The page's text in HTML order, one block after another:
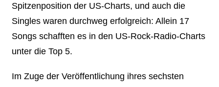
Spitzenposition der US-Charts, und auch die
Singles waren durchweg erfolgreich: Allein 17
Songs schafften es in den US-Rock-Radio-Charts
unter die Top 5.
Im Zuge der Veröffentlichung ihres sechsten